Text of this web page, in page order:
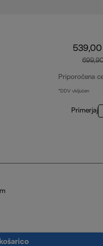
Priporočena
*DDV vključen
Primerjaj